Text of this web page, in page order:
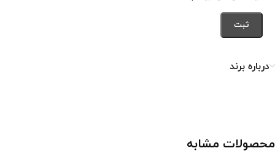
درباره برند
محصولات مشابه